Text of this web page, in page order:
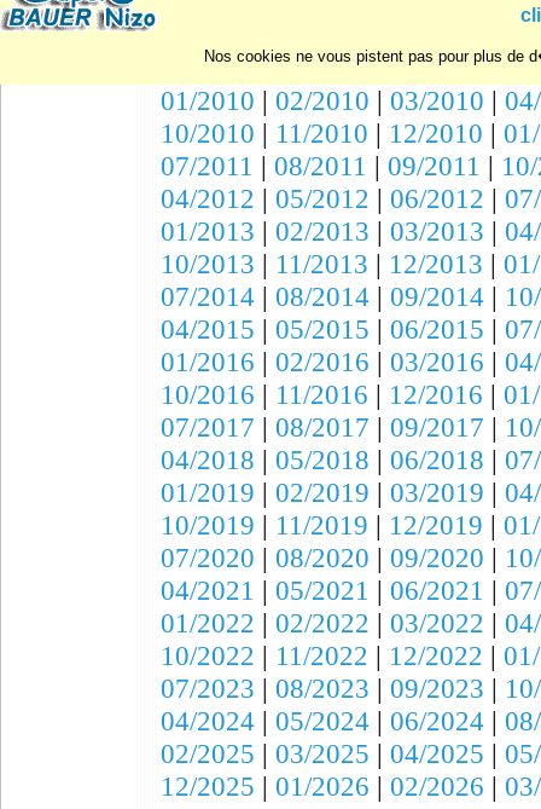
04/2009|05/2009|06/2009|
01/2010 | 02/2010 | 03/2010 |
10/2010 | 11/2010 | 12/2010 |
07/2011 | 08/2011 | 09/2011 |
04/2012 | 05/2012 | 06/2012 |
01/2013 | 02/2013 | 03/2013 |
10/2013 | 11/2013 | 12/2013 |
07/2014 | 08/2014 | 09/2014 |
04/2015 | 05/2015 | 06/2015 |
01/2016 | 02/2016 | 03/2016 |
10/2016 | 11/2016 | 12/2016 |
07/2017 | 08/2017 | 09/2017 |
04/2018 | 05/2018 | 06/2018 |
01/2019 | 02/2019 | 03/2019 |
10/2019 | 11/2019 | 12/2019 |
07/2020 | 08/2020 | 09/2020 |
04/2021 | 05/2021 | 06/2021 |
01/2022 | 02/2022 | 03/2022 |
10/2022 | 11/2022 | 12/2022 |
07/2023 | 08/2023 | 09/2023 |
04/2024 | 05/2024 | 06/2024 |
02/2025 | 03/2025 | 04/2025 |
12/2025 | 01/2026 | 02/2026 |
Nos cookies ne vous pistent pas pour plus